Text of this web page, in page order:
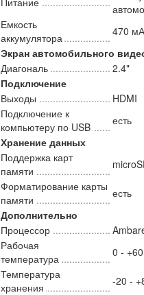
Емкость
аккумулятора
470
Экран автомобильного
Диагональ
2.4"
Подключение
Выходы
HDMI
Подключение к
компьютеру по USB
есть
Хранение данных
Поддержка карт
памяти
Форматирование карты
памяти
есть
Дополнительно
Процессор
Рабочая
температура
0 -
Температура
хранения
-20 -